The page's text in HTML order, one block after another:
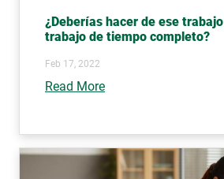
¿Deberías hacer de ese
trabajo de tiempo completo?
Feb 17, 2022
Read More